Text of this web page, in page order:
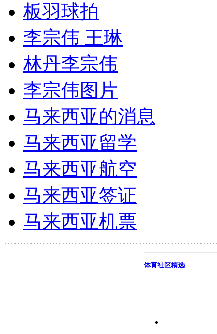
板羽球拍
李宗伟 王琳
林丹李宗伟
李宗伟图片
马来西亚的消息
马来西亚留学
马来西亚航空
马来西亚签证
马来西亚机票
体育社区精选